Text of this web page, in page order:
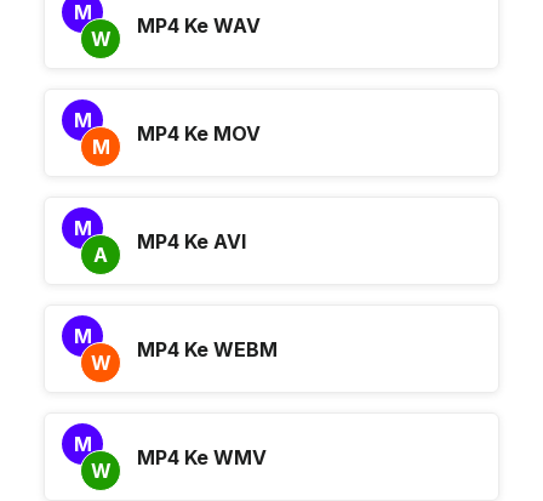
M
W
MP4 Ke WAV
M
M
MP4 Ke MOV
M
A
MP4 Ke AVI
M
W
MP4 Ke WEBM
M
W
MP4 Ke WMV